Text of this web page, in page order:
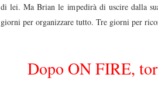
di lei. Ma Brian le impedirà di uscire dalla
giorni per organizzare tutto. Tre giorni per
Dopo ON FIRE,